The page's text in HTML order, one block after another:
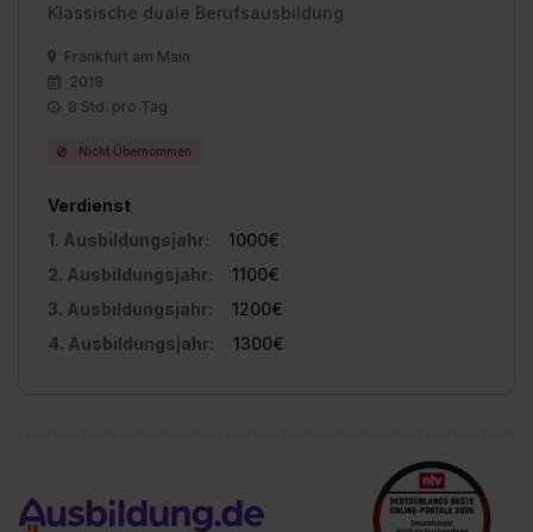
Klassische duale Berufsausbildung
Frankfurt am Main
2018
8 Std. pro Tag
Nicht Übernommen
Verdienst
1. Ausbildungsjahr:
1000€
2. Ausbildungsjahr:
1100€
3. Ausbildungsjahr:
1200€
4. Ausbildungsjahr:
1300€